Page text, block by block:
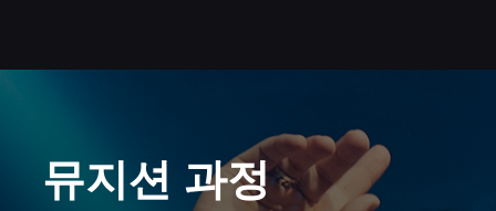
뮤지션 과정